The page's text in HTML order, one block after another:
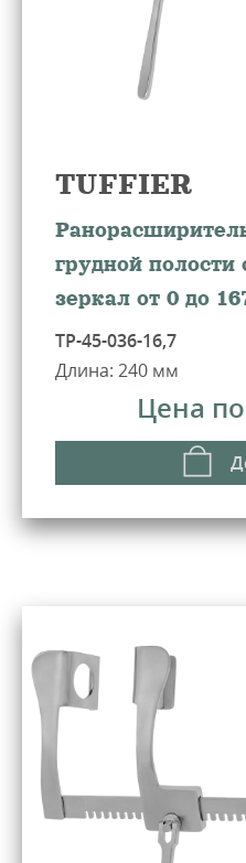
TUFFIER
грудной полости
зеркал от 0 до
ТР-45-036-16,7
Длина: 240 мм
Цена